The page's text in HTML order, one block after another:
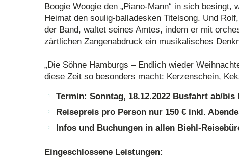
Boogie Woogie den „Piano-Mann“ in sich
Heimat den soulig-balladesken Titelsong. Und
der Band, waltet seines Amtes, indem er mit
zärtlichen Zangenabdruck ein musikalisches
„Die Söhne Hamburgs – Endlich wieder
diese Zeit so besonders macht: Kerzenschein,
Termin: Sonntag, 18.12.2022 Busfahrt ab/bis
Reisepreis pro Person nur 150 € inkl.
Infos und Buchungen in allen Biehl-
Eingeschlossene Leistungen: